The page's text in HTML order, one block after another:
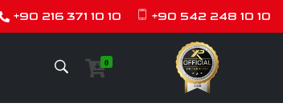
+90 216 371 10 10 +90 542 248 10 10
0